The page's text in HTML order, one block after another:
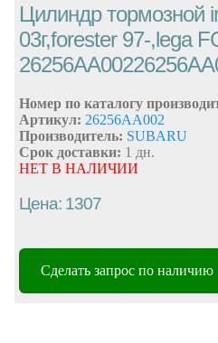
Цилиндр тормозной
03г,forester 97-,lega
Номер по каталогу
Артикул: 26256AA002
Производитель: SUBARU
Срок доставки: 1 дн.
НЕТ В НАЛИЧИИ
Цена: 1307
Сделать запрос по наличию